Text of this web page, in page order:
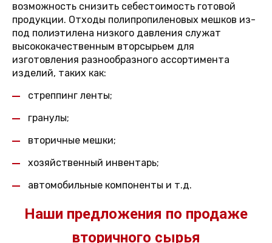
возможность снизить себестоимость готовой
продукции. Отходы полипропиленовых мешков из-
под полиэтилена низкого давления служат
высококачественным вторсырьем для
изготовления разнообразного ассортимента
изделий, таких как:
стреппинг ленты;
гранулы;
вторичные мешки;
хозяйственный инвентарь;
автомобильные компоненты и т.д.
Наши предложения по продаже
вторичного сырья